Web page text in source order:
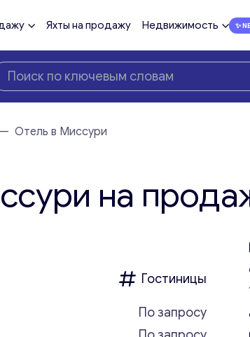
Яхты на продажу Недвижимость
— Отель в Миссури
на
Гостиницы
По запросу